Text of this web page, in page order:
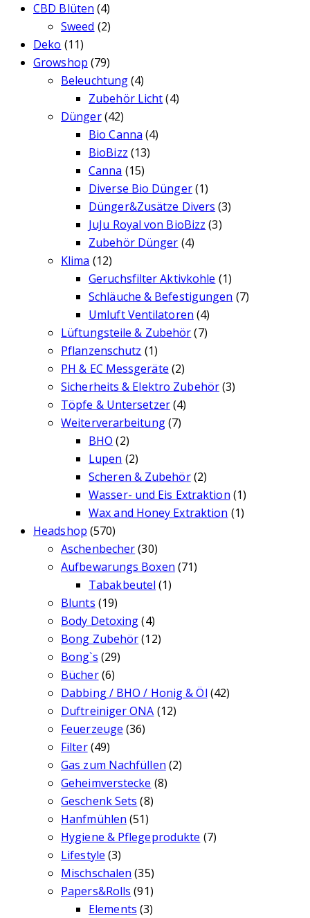
CBD Blüten (4)
Sweed (2)
Deko (11)
Growshop (79)
Beleuchtung(4)
Zubehör Licht (4)
Dünger(42)
Bio Canna (4)
BioBizz (13)
Canna (15)
Diverse Bio Dünger(1)
Dünger&Zusätze Divers (3)
JuJu Royal von BioBizz (3)
Zubehör Dünger (4)
Klima (12)
Geruchsfilter Aktivkohle (1)
Schläuche & Befestigungen (7)
Umluft Ventilatoren (4)
Lüftungsteile & Zubehör (7)
Pflanzenschutz (1)
PH & EC Messgeräte (2)
Sicherheits & Elektro Zubehör(3)
Töpfe & Untersetzer(4)
Weiterverarbeitung(7)
BHO (2)
Lupen (2)
Scheren & Zubehör(2)
Wasser- und Eis Extraktion (1)
Wax and Honey Extraktion (1)
Headshop (570)
Aschenbecher(30)
Aufbewarungs Boxen (71)
Tabakbeutel (1)
Blunts (19)
Body Detoxing (4)
Bong Zubehör(12)
Bong`s (29)
Bücher(6)
Dabbing / BHO / Honig & Öl (42)
Duftreiniger ONA (12)
Feuerzeuge (36)
Filter(49)
Gas zum Nachfüllen (2)
Geheimverstecke (8)
Geschenk Sets (8)
Hanfmühlen (51)
Hygiene & Pflegeprodukte (7)
Lifestyle (3)
Mischschalen (35)
Papers&Rolls (91)
Elements (3)